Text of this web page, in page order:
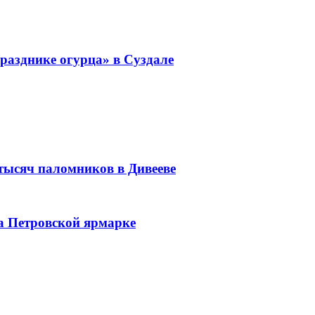
огурца» в Суздале
паломников в Дивееве
Петровской ярмарке